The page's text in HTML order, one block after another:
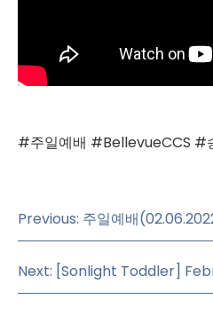
#주일예배 #BellevueCCS #
Previous: 주일예배
Next: [Sonlight Toddler]